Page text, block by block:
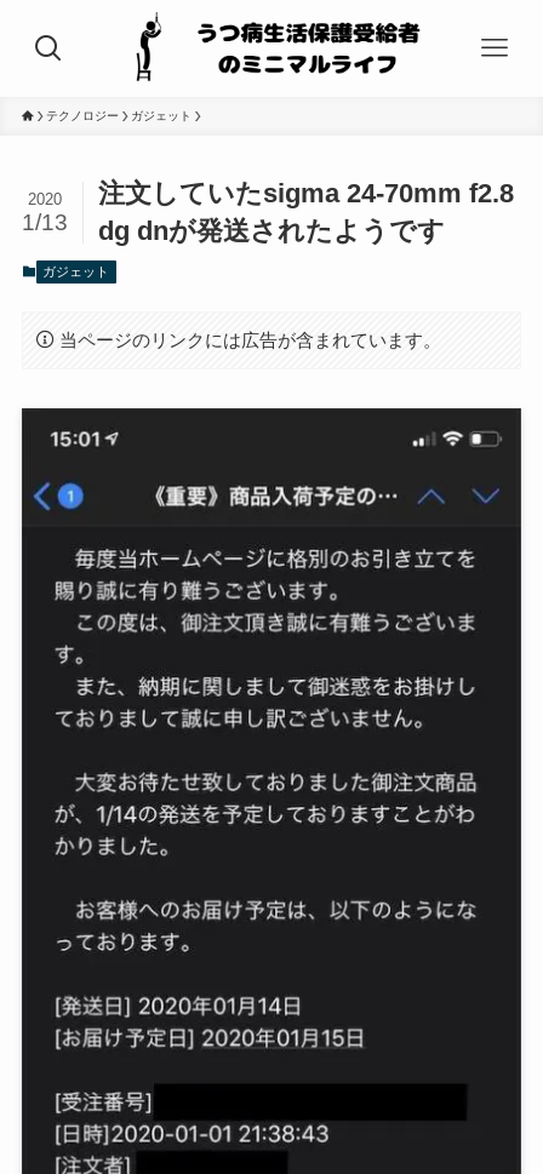
テクノロジー ガジェット
注文していたsigma 24-70mm f2.8
dg dnが発送されたようです
2020
1/13
ガジェット
当ページのリンクには広告が含まれています。